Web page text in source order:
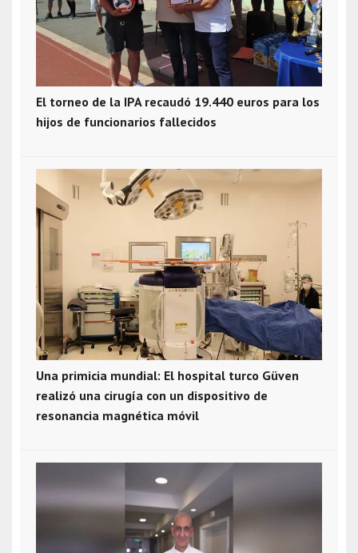
El torneo de la IPA recaudó 19.440 euros para los
hijos de funcionarios fallecidos
Una primicia mundial: El hospital turco Güven
realizó una cirugía con un dispositivo de
resonancia magnética móvil